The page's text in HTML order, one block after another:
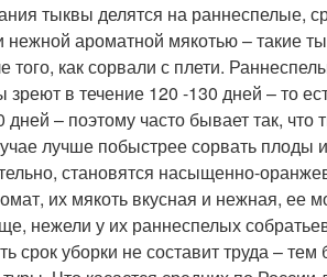
тыквы делятся на раннеспелые,
нежной ароматной мякотью – такие
того, как сорвали с плети.
в течение 120 -130 дней – то
– поэтому часто бывает так,
лучше побыстрее сорвать плоды
становятся насыщенно-
их мякоть вкусная и нежная,
нежели у их раннеспелых
срок уборки не составит труда –